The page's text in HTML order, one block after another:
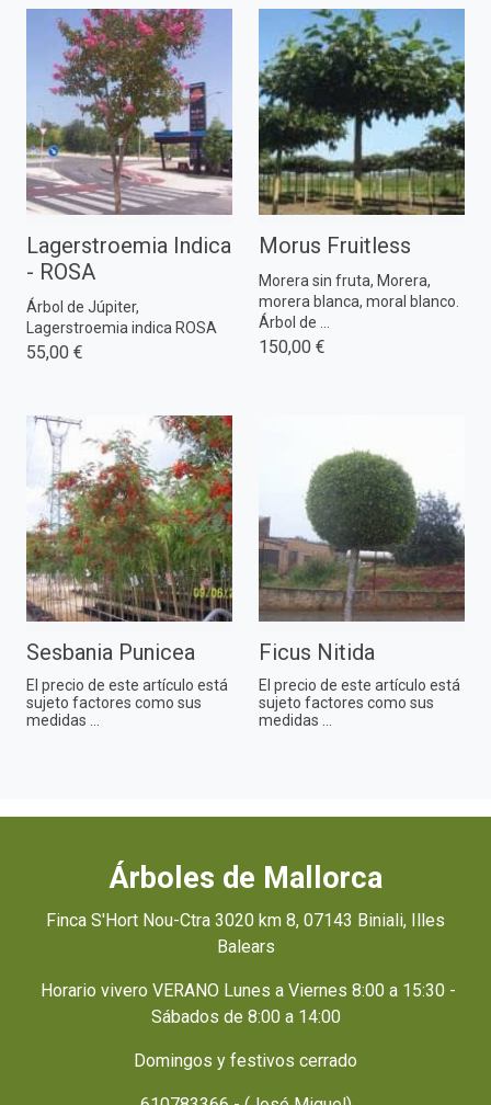
Lagerstroemia Indica
- ROSA
Árbol de Júpiter,
Lagerstroemia indica ROSA
55,00 €
Morus Fruitless
Morera sin fruta, Morera,
morera blanca, moral blanco.
Árbol de ...
150,00 €
Sesbania Punicea
El precio de este artículo está
sujeto factores como sus
medidas ...
Ficus Nitida
El precio de este artículo está
sujeto factores como sus
medidas ...
Árboles de Mallorca
Finca S'Hort Nou-Ctra 3020 km 8, 07143 Biniali, Illes
Balears
Horario vivero VERANO Lunes a Viernes 8:00 a 15:30 -
Sábados de 8:00 a 14:00
Domingos y festivos cerrado